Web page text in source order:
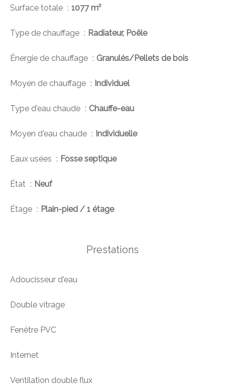
Surface totale 1077 m²
Type de chauffage Radiateur, Poêle
Énergie de chauffage Granulés/Pellets de bois
Moyen de chauffage Individuel
Type d'eau chaude Chauffe-eau
Moyen d'eau chaude Individuelle
Eaux usées Fosse septique
État Neuf
Étage Plain-pied / 1 étage
Prestations
Adoucisseur d'eau
Double vitrage
Fenêtre PVC
Internet
Ventilation double flux